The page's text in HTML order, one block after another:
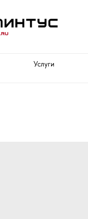
Услуги